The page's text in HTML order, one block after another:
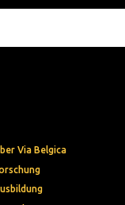
Via Belgica